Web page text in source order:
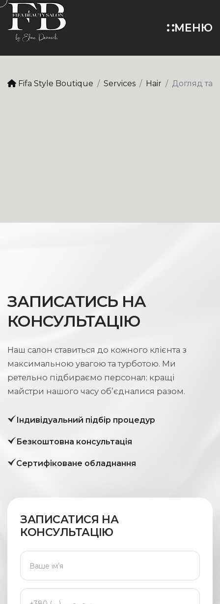
МЕНЮ
Fifa Style Boutique Services Hair Догляд та
ЗАПИСАТИСЬ НА
КОНСУЛЬТАЦІЮ
Наш салон ставиться до кожного клієнта з
максимальною увагою та турботою. Ми
ретельно підбираємо персонал: кращі
майстри нашого часу об’єдналися разом.
Індивідуальний підбір процедур
Безкоштовна консультація
Сертифіковане обладнання
ЗАПИСАТИСЯ НА
КОНСУЛЬТАЦІЮ